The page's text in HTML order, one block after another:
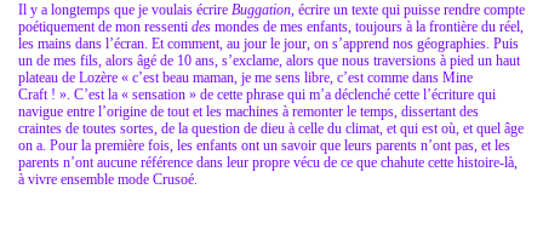
Il y a longtemps que je voulais écrire Buggation, écrire un texte qui puisse rendre compte
poétiquement de mon ressenti des mondes de mes enfants, toujours à la frontière du réel,
les mains dans l’écran. Et comment, au jour le jour, on s’apprend nos géographies. Puis
un de mes fils, alors âgé de 10 ans, s’exclame, alors que nous traversions à pied un haut
plateau de Lozère « c’est beau maman, je me sens libre, c’est comme dans Mine
Craft ! ». C’est la « sensation » de cette phrase qui m’a déclenché cette l’écriture qui
navigue entre l’origine de tout et les machines à remonter le temps, dissertant des
craintes de toutes sortes, de la question de dieu à celle du climat, et qui est où, et quel âge
on a. Pour la première fois, les enfants ont un savoir que leurs parents n’ont pas, et les
parents n’ont aucune référence dans leur propre vécu de ce que chahute cette histoire-là,
à vivre ensemble mode Crusoé.